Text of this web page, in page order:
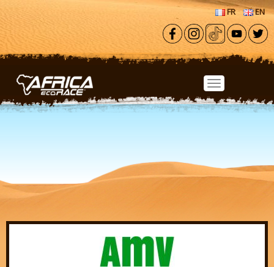
Aller au contenu principal
FR EN